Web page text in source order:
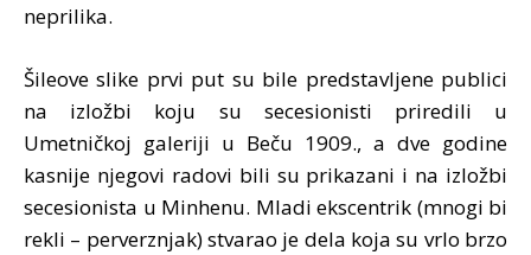
neprilika.
Šileove slike prvi put su bile predstavljene publici
na izložbi koju su secesionisti priredili u
Umetničkoj galeriji u Beču 1909., a dve godine
kasnije njegovi radovi bili su prikazani i na izložbi
secesionista u Minhenu. Mladi ekscentrik (mnogi bi
rekli – perverznjak) stvarao je dela koja su vrlo brzo